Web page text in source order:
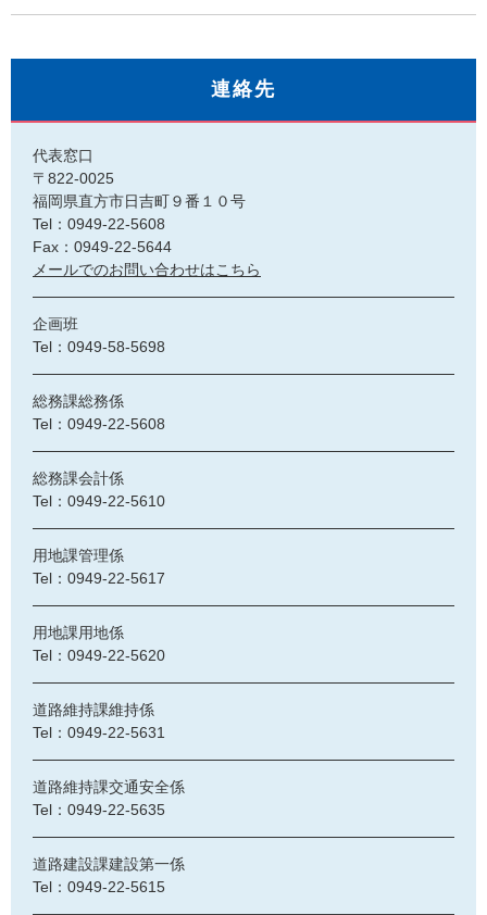
連絡先
代表窓口
〒822-0025
福岡県直方市日吉町９番１０号
Tel：0949-22-5608
Fax：0949-22-5644
メールでのお問い合わせはこちら
企画班
Tel：0949-58-5698
総務課総務係
Tel：0949-22-5608
総務課会計係
Tel：0949-22-5610
用地課管理係
Tel：0949-22-5617
用地課用地係
Tel：0949-22-5620
道路維持課維持係
Tel：0949-22-5631
道路維持課交通安全係
Tel：0949-22-5635
道路建設課建設第一係
Tel：0949-22-5615